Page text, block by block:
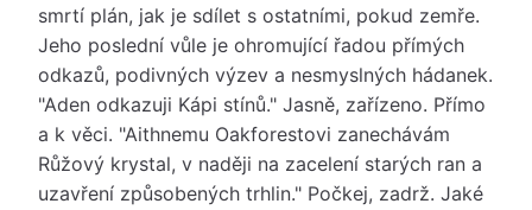
smrtí plán, jak je sdílet s ostatními, pokud zemře.
Jeho poslední vůle je ohromující řadou přímých
odkazů, podivných výzev a nesmyslných hádanek.
"Aden odkazuji Kápi stínů." Jasně, zařízeno. Přímo
a k věci. "Aithnemu Oakforestovi zanechávám
Růžový krystal, v naději na zacelení starých ran a
uzavření způsobených trhlin." Počkej, zadrž. Jaké